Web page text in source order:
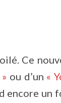
Ce
ou d’un «
encore un